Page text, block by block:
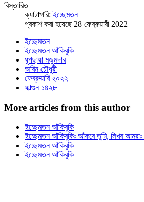
বিস্তারিত
ক্যাটfগরি:ইচ্ছেমতন
প্রকাশ করা হয়েছে 28 ফেব্রুয়ারী 2022
ইচ্ছেমতন
ইচ্ছেমতন আঁকিবুকি
ধূপছায়া মজুমদার
অরিন চৌধুরী
ফেব্রুয়ারি ২০২২
ফাল্গুন ১৪২৮
More articles from this author
ইচ্ছেমতন আঁকিবুকি
ইচ্ছেমতন আঁকিবুকিঃ আঁকবে তুমি, লিখব
ইচ্ছেমতন আঁকিবুকি
ইচ্ছেমতন আঁকিবুকি